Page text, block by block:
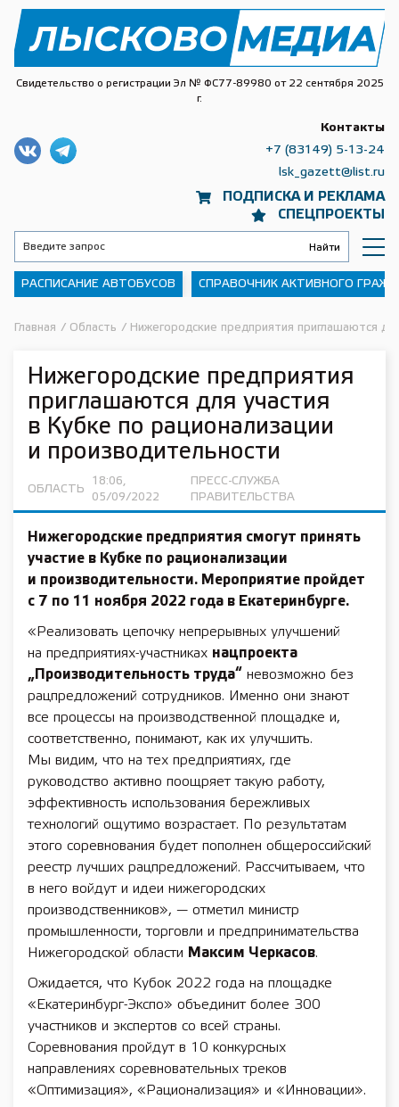
Свидетельство о регистрации Эл № ФС77-89980 от 22 сентября 2025
г.
ПОДПИСКА И РЕКЛАМА
СПЕЦПРОЕКТЫ
Контакты
+7 (83149) 5-13-24
lsk_gazett@list.ru
РАСПИСАНИЕ АВТОБУСОВ СПРАВОЧНИК АКТИВНОГО
Главная / Область / Нижегородские предприятия приглашаются
Нижегородские предприятия
приглашаются для участия
в Кубке по рационализации
и производительности
ОБЛАСТЬ
18:06,
05/09/2022
ПРЕСС-СЛУЖБА
ПРАВИТЕЛЬСТВА
Нижегородские предприятия смогут принять
участие в Кубке по рационализации
и производительности. Мероприятие пройдет
с 7 по 11 ноября 2022 года в Екатеринбурге.
«Реализовать цепочку непрерывных улучшений
на предприятиях-участниках нацпроекта
„Производительность труда“ невозможно без
рацпредложений сотрудников. Именно они знают
все процессы на производственной площадке и,
соответственно, понимают, как их улучшить.
Мы видим, что на тех предприятиях, где
руководство активно поощряет такую работу,
эффективность использования бережливых
технологий ощутимо возрастает. По результатам
этого соревнования будет пополнен общероссийский
реестр лучших рацпредложений. Рассчитываем, что
в него войдут и идеи нижегородских
производственников», — отметил министр
промышленности, торговли и предпринимательства
Нижегородской области Максим Черкасов.
Ожидается, что Кубок 2022 года на площадке
«Екатеринбург-Экспо» объединит более 300
участников и экспертов со всей страны.
Соревнования пройдут в 10 конкурсных
направлениях соревновательных треков
«Оптимизация», «Рационализация» и «Инновации».